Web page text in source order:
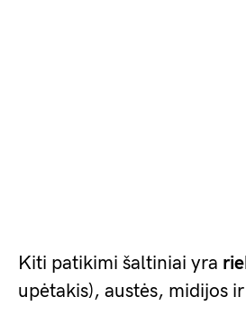
Kiti patikimi šaltiniai yra
upėtakis), austės, midijos